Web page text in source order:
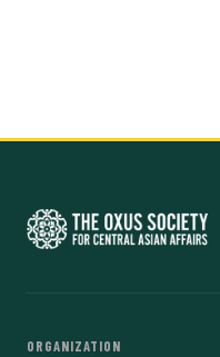
ORGANIZATION